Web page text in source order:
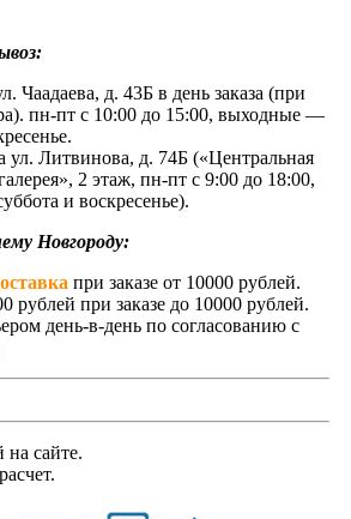
Чаадаева, д. 43Б в день заказа (при
пн-пт с 10:00 до 15:00, выходные —
ул. Литвинова, д. 74Б («Центральная
2 этаж, пн-пт с 9:00 до 18:00,
и воскресенье).
Новгороду:
при заказе от 10000 рублей.
рублей при заказе до 10000 рублей.
день-в-день по согласованию с
на сайте.